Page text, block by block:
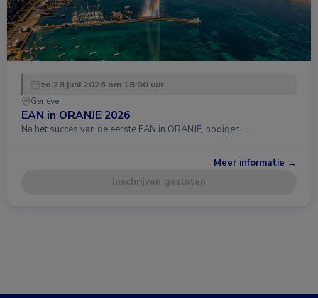
zo 28 juni 2026 om 18:00 uur
Genève
EAN in ORANJE 2026
Na het succes van de eerste EAN in ORANJE, nodigen …
Meer informatie →
Inschrijven gesloten